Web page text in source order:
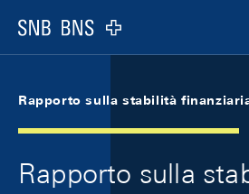
Logo
Rapporto sulla stabilità
Rapporto sulla